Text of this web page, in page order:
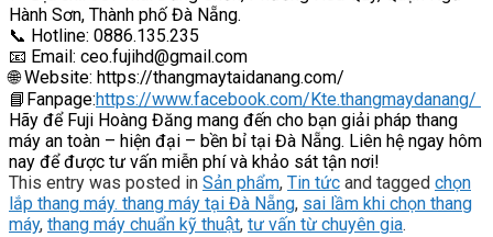
Hành Sơn, Thành phố Đà Nẵng.
📞 Hotline: 0886.135.235
📧 Email: ceo.fujihd@gmail.com
🌐 Website: https://thangmaytaidanang.com/
📘Fanpage:https://www.facebook.com/Kte.thangmaydanang/
Hãy để Fuji Hoàng Đăng mang đến cho bạn giải pháp thang
máy an toàn – hiện đại – bền bỉ tại Đà Nẵng. Liên hệ ngay hôm
nay để được tư vấn miễn phí và khảo sát tận nơi!
This entry was posted in Sản phẩm, Tin tức and tagged chọn
lắp thang máy. thang máy tại Đà Nẵng, sai lầm khi chọn thang
máy, thang máy chuẩn kỹ thuật, tư vấn từ chuyên gia.